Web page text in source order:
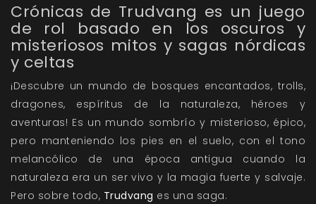
Crónicas de Trudvang es un juego
de rol basado en los oscuros y
misteriosos mitos y sagas nórdicas
y celtas
¡Descubre un mundo de bosques encantados, trolls,
dragones, espíritus de la naturaleza, héroes y
aventuras! Es un mundo sombrío y misterioso, épico,
pero manteniendo los pies en el suelo, con el tono
melancólico de una época antigua cuando la
naturaleza era un ser vivo y la magia fuerte y salvaje.
Pero sobre todo, Trudvang es una saga.